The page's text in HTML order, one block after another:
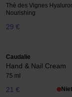
Thè des Vignes
Nourishing
29 €
Caudalie
Hand & Nail Cream
75 ml
21 €